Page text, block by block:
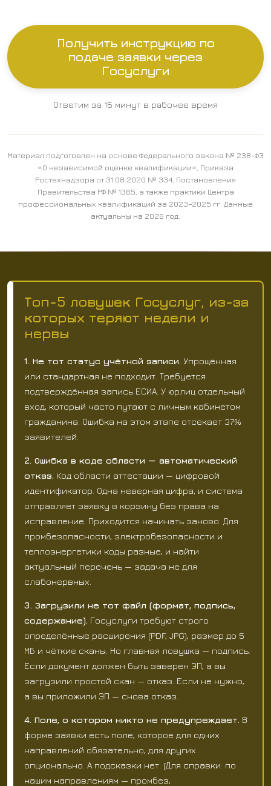
Получить инструкцию по
подаче заявки через
Госуслуги
Ответим за 15 минут в рабочее время
Материал подготовлен на основе Федерального закона № 238-ФЗ
«О независимой оценке квалификации», Приказа
Ростехнадзора от 31.08.2020 № 334, Постановления
Правительства РФ № 1365, а также практики Центра
профессиональных квалификаций за 2023–2025 гг. Данные
актуальны на 2026 год.
Топ-5 ловушек Госуслуг, из-за
которых теряют недели и
нервы
1. Не тот статус учётной записи. Упрощённая
или стандартная не подходит. Требуется
подтверждённая запись ЕСИА. У юрлиц отдельный
вход, который часто путают с личным кабинетом
гражданина. Ошибка на этом этапе отсекает 37%
заявителей.
2. Ошибка в коде области — автоматический
отказ. Код области аттестации — цифровой
идентификатор. Одна неверная цифра, и система
отправляет заявку в корзину без права на
исправление. Приходится начинать заново. Для
промбезопасности, электробезопасности и
теплоэнергетики коды разные, и найти
актуальный перечень — задача не для
слабонервных.
3. Загрузили не тот файл (формат, подпись,
содержание). Госуслуги требуют строго
определённые расширения (PDF, JPG), размер до 5
МБ и чёткие сканы. Но главная ловушка — подпись.
Если документ должен быть заверен ЭП, а вы
загрузили простой скан — отказ. Если не нужно,
а вы приложили ЭП — снова отказ.
4. Поле, о котором никто не предупреждает. В
форме заявки есть поле, которое для одних
направлений обязательно, для других
опционально. А подсказки нет. (Для справки: по
нашим направлениям — промбез,